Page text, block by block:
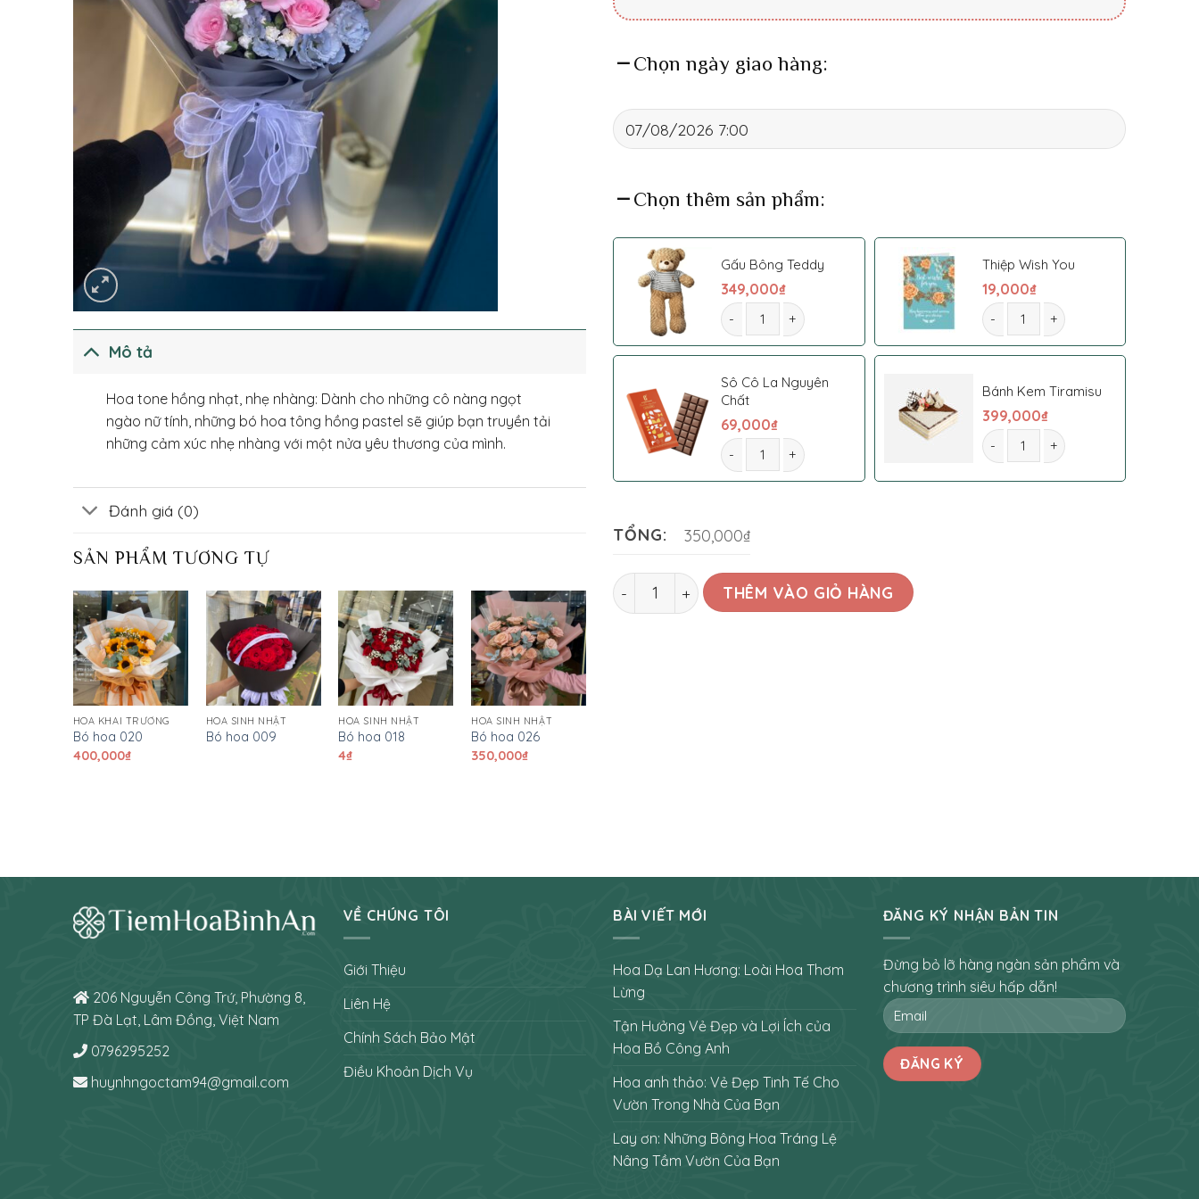
Mô tả
Hoa tone hồng nhạt, nhẹ nhàng: Dành cho những cô nàng ngọt
ngào nữ tính, những bó hoa tông hồng pastel sẽ giúp bạn truyền tải
những cảm xúc nhẹ nhàng với một nửa yêu thương của mình.
Đánh giá (0)
SẢN PHẨM TƯƠNG TỰ
HOA KHAI TRƯƠNG
Bó hoa 020
400,000₫
HOA SINH NHẬT
Bó hoa 009
HOA SINH NHẬT
Bó hoa 018
4₫
HOA SINH NHẬT
Bó hoa 026
350,000₫
Chọn ngày giao hàng:
Chọn thêm sản phẩm:
Gấu Bông Teddy
349,000₫
Bó hoa 078 số lượng
Thiệp Wish You
19,000₫
Bó hoa 078 số lượng
Sô Cô La Nguyên
Chất
69,000₫
Bó hoa 078 số lượng
Bánh Kem Tiramisu
399,000₫
TỔNG: 350,000₫
Bó hoa 078 số lượngTHÊM VÀO GIỎ HÀNG
206 Nguyễn Công Trứ, Phường 8,
TP Đà Lạt, Lâm Đồng, Việt Nam
0796295252
huynhngoctam94@gmail.com
VỀ CHÚNG TÔI
Giới Thiệu
Liên Hệ
Chính Sách Bảo Mật
Điều Khoản Dịch Vụ
BÀI VIẾT MỚI
Hoa Dạ Lan Hương: Loài Hoa Thơm
Lừng
Tận Hưởng Vẻ Đẹp và Lợi Ích của
Hoa Bồ Công Anh
Hoa anh thảo: Vẻ Đẹp Tinh Tế Cho
Vườn Trong Nhà Của Bạn
Lay ơn: Những Bông Hoa Tráng Lệ
Nâng Tầm Vườn Của Bạn
ĐĂNG KÝ NHẬN BẢN TIN
Đừng bỏ lỡ hàng ngàn sản phẩm và
chương trình siêu hấp dẫn!